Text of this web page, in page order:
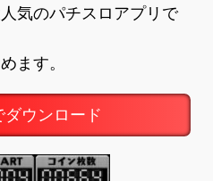
気のパチスロアプリで
ます。
ダウンロード